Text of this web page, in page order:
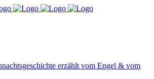
erzählt vom Engel & vom